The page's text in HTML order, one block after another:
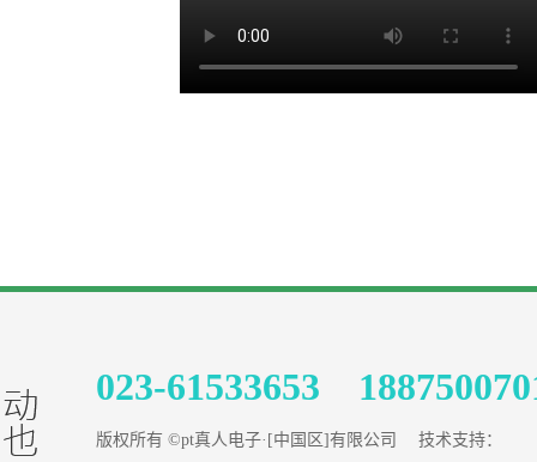
023-61533653
版权所有 ©pt真人电子·[中国区]有限公司 技术支持：